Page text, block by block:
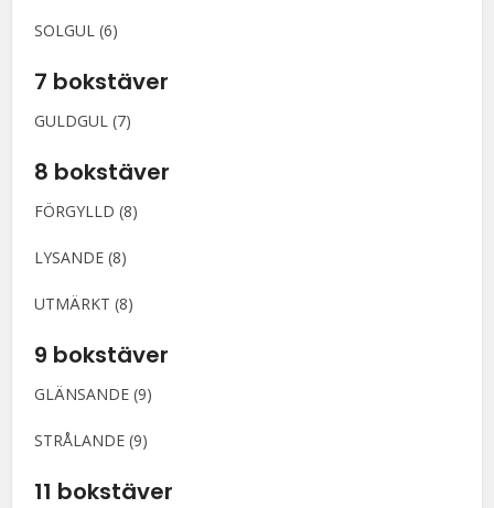
SOLGUL (6)
7 bokstäver
GULDGUL (7)
8 bokstäver
FÖRGYLLD (8)
LYSANDE (8)
UTMÄRKT (8)
9 bokstäver
GLÄNSANDE (9)
STRÅLANDE (9)
11 bokstäver